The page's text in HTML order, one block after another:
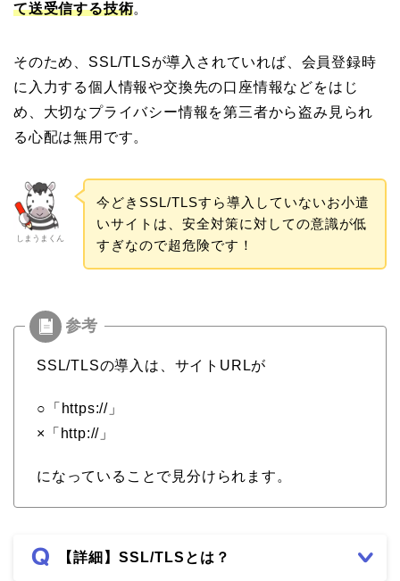
て送受信する技術。
そのため、SSL/TLSが導入されていれば、会員登録時
に入力する個人情報や交換先の口座情報などをはじ
め、大切なプライバシー情報を第三者から盗み見られ
る心配は無用です。
しまうまくん
今どきSSL/TLSすら導入していないお小遣
いサイトは、安全対策に対しての意識が低
すぎなので超危険です！
SSL/TLSの導入は、サイトURLが
○「https://」
×「http://」
になっていることで見分けられます。
【詳細】SSL/TLSとは？